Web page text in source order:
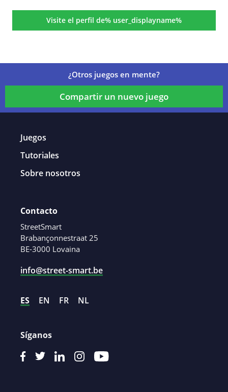
Visite el perfil de% user_displayname%
¿Otros juegos en mente?
Compartir un nuevo juego
Juegos
Tutoriales
Sobre nosotros
Contacto
StreetSmart
Brabançonnestraat 25
BE-3000 Lovaina
info@street-smart.be
ES EN FR NL
Síganos